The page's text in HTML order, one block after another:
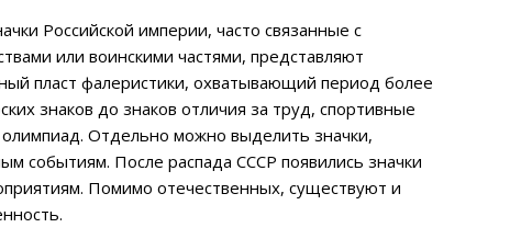
Российской империи, часто связанные с
или воинскими частями, представляют
пласт фалеристики, охватывающий период более
знаков до знаков отличия за труд, спортивные
Отдельно можно выделить значки,
событиям. После распада СССР появились значки
Помимо отечественных, существуют и